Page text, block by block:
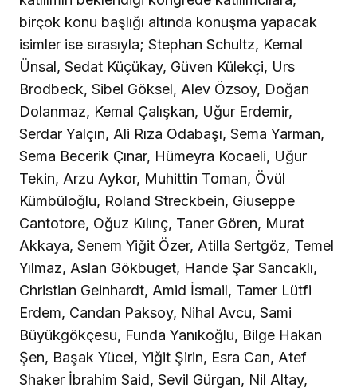
birçok konu başlığı altında konuşma yapacak
isimler ise sırasıyla; Stephan Schultz, Kemal
Ünsal, Sedat Küçükay, Güven Külekçi, Urs
Brodbeck, Sibel Göksel, Alev Özsoy, Doğan
Dolanmaz, Kemal Çalışkan, Uğur Erdemir,
Serdar Yalçın, Ali Rıza Odabaşı, Sema Yarman,
Sema Becerik Çınar, Hümeyra Kocaeli, Uğur
Tekin, Arzu Aykor, Muhittin Toman, Övül
Kümbüloğlu, Roland Streckbein, Giuseppe
Cantotore, Oğuz Kılınç, Taner Gören, Murat
Akkaya, Senem Yiğit Özer, Atilla Sertgöz, Temel
Yılmaz, Aslan Gökbuget, Hande Şar Sancaklı,
Christian Geinhardt, Amid İsmail, Tamer Lütfi
Erdem, Candan Paksoy, Nihal Avcu, Sami
Büyükgökçesu, Funda Yanıkoğlu, Bilge Hakan
Şen, Başak Yücel, Yiğit Şirin, Esra Can, Atef
Shaker İbrahim Said, Sevil Gürgan, Nil Altay,